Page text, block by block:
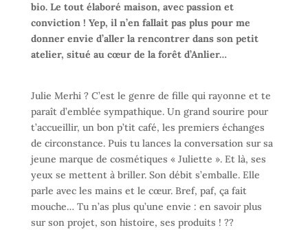
bio. Le tout élaboré maison, avec passion et
conviction ! Yep, il n’en fallait pas plus pour me
donner envie d’aller la rencontrer dans son petit
atelier, situé au cœur de la forêt d’Anlier…
Julie Merhi ? C’est le genre de fille qui rayonne et te
paraît d’emblée sympathique. Un grand sourire pour
t’accueillir, un bon p’tit café, les premiers échanges
de circonstance. Puis tu lances la conversation sur sa
jeune marque de cosmétiques « Juliette ». Et là, ses
yeux se mettent à briller. Son débit s’emballe. Elle
parle avec les mains et le cœur. Bref, paf, ça fait
mouche… Tu n’as plus qu’une envie : en savoir plus
sur son projet, son histoire, ses produits ! ??